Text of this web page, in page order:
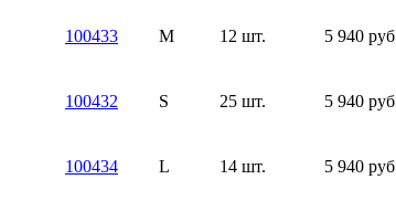
100433 M 12 шт. 5 940 руб
100432 S 25 шт. 5 940 руб
100434 L 14 шт. 5 940 руб